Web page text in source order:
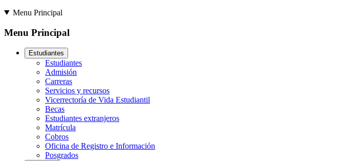
Menu Principal
Menu Principal
Estudiantes
Estudiantes
Admisión
Carreras
Servicios y recursos
Vicerrectoría de Vida Estudiantil
Becas
Estudiantes extranjeros
Matrícula
Cobros
Oficina de Registro e Información
Posgrados